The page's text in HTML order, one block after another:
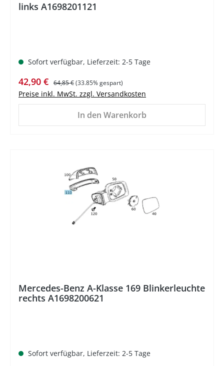
links A1698201121
Sofort verfügbar, Lieferzeit: 2-5 Tage
Verkaufspreis:
42,90 € Regulärer Preis:
64,85 €(33.85% gespart)
Preise inkl. MwSt. zzgl. Versandkosten
In den Warenkorb
Mercedes-Benz A-Klasse 169 Blinkerleuchte
rechts A1698200621
Sofort verfügbar, Lieferzeit: 2-5 Tage